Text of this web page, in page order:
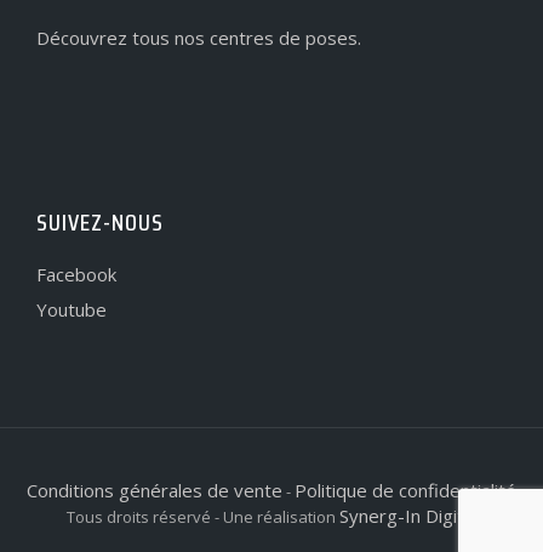
Découvrez tous nos centres de poses.
SUIVEZ-NOUS
Facebook
Youtube
Conditions générales de vente - Politique de confidentialité
Tous droits réservé - Une réalisation Synerg-In Digital